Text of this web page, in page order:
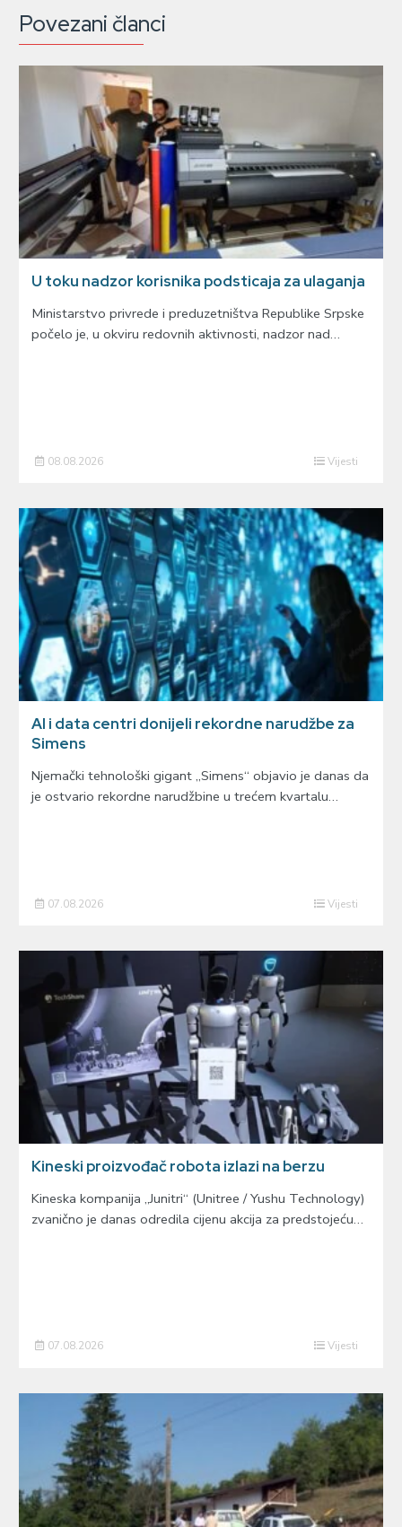
Povezani članci
U toku nadzor korisnika podsticaja za ulaganja
Ministarstvo privrede i preduzetništva Republike Srpske
počelo je, u okviru redovnih aktivnosti, nadzor nad…
08.08.2026 Vijesti
AI i data centri donijeli rekordne narudžbe za
Simens
Njemački tehnološki gigant „Simens“ objavio je danas da
je ostvario rekordne narudžbine u trećem kvartalu…
07.08.2026 Vijesti
Kineski proizvođač robota izlazi na berzu
Kineska kompanija „Junitri“ (Unitree / Yushu Technology)
zvanično je danas odredila cijenu akcija za predstojeću…
07.08.2026 Vijesti